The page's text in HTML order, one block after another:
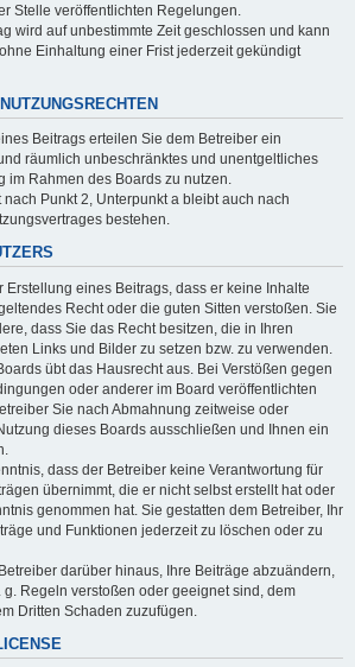
Stelle veröffentlichten Regelungen.
wird auf unbestimmte Zeit geschlossen und kann
Einhaltung einer Frist jederzeit gekündigt
Beitrags erteilen Sie dem Betreiber ein
räumlich unbeschränktes und unentgeltliches
im Rahmen des Boards zu nutzen.
nach Punkt 2, Unterpunkt a bleibt auch nach
bestehen.
Erstellung eines Beitrags, dass er keine Inhalte
Recht oder die guten Sitten verstoßen. Sie
dass Sie das Recht besitzen, die in Ihren
Links und Bilder zu setzen bzw. zu verwenden.
übt das Hausrecht aus. Bei Verstößen gegen
oder anderer im Board veröffentlichten
Sie nach Abmahnung zeitweise oder
dieses Boards ausschließen und Ihnen ein
dass der Betreiber keine Verantwortung für
übernimmt, die er nicht selbst erstellt hat oder
genommen hat. Sie gestatten dem Betreiber, Ihr
und Funktionen jederzeit zu löschen oder zu
darüber hinaus, Ihre Beiträge abzuändern,
g. Regeln verstoßen oder geeignet sind, dem
Dritten Schaden zuzufügen.